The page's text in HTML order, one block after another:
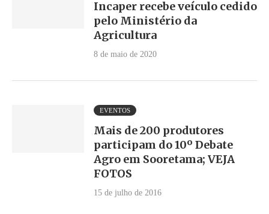
Incaper recebe veículo cedido
pelo Ministério da
Agricultura
8 de maio de 2020
EVENTOS
Mais de 200 produtores
participam do 10º Debate
Agro em Sooretama; VEJA
FOTOS
15 de julho de 2016